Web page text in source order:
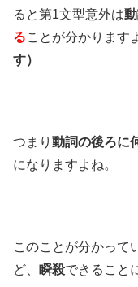
ると第1文型意外は
ることが分かります
す）
つまり 動詞の後ろに
になりますよね。
このことが分かって
ど、 瞬殺できること